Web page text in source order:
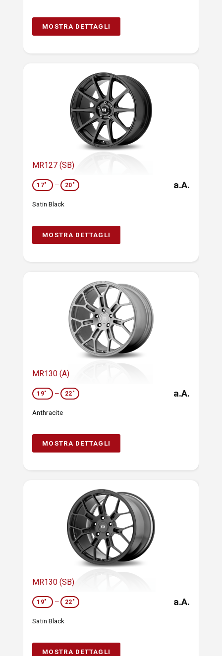
MOSTRA DETTAGLI
MR127 (SB)
17" — 20" a.A.
Satin Black
MOSTRA DETTAGLI
MR130 (A)
19" — 22" a.A.
Anthracite
MOSTRA DETTAGLI
MR130 (SB)
19" — 22" a.A.
Satin Black
MOSTRA DETTAGLI